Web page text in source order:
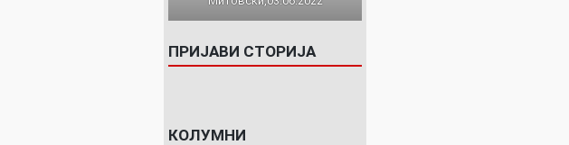
ПРИЈАВИ СТОРИЈА
КОЛУМНИ